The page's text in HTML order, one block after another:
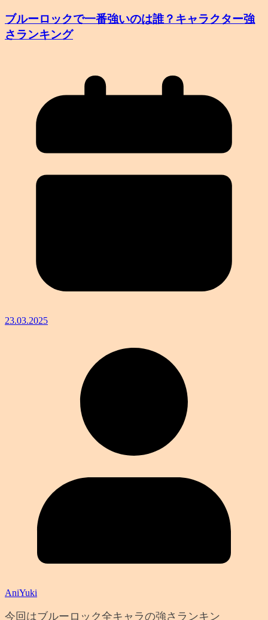
ブルーロックで一番強いのは誰？キャラクター強
さランキング
23.03.2025
AniYuki
今回はブルーロック全キャラの強さランキン